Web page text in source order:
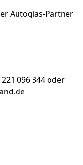
Autoglas-Partner
096 344 oder
Profile